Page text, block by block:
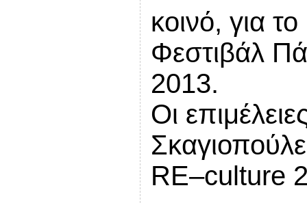
κοινό, για
Φεστιβάλ
2013.
Οι
RE–culture